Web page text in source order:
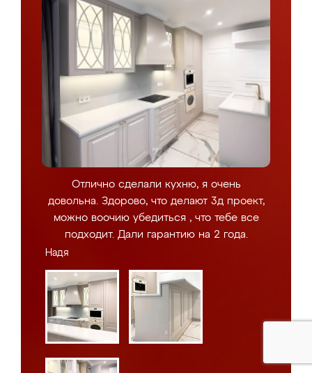
Отлично сделали кухню, я очень
довольна. Здорово, что делают 3д проект,
можно воочию убедиться , что тебе все
подходит. Дали гарантию на 2 года.
Надя